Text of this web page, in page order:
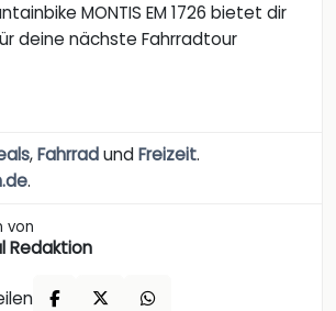
MONTIS EM 1726 bietet dir
deine nächste Fahrradtour
,FahrradundFreizeit.
.
von
Redaktion